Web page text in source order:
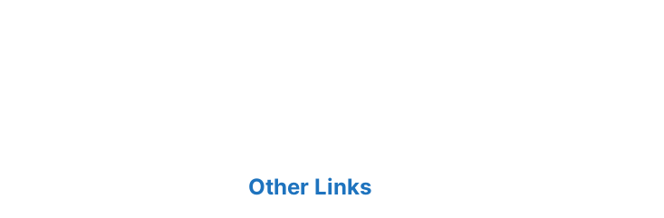
Other Links